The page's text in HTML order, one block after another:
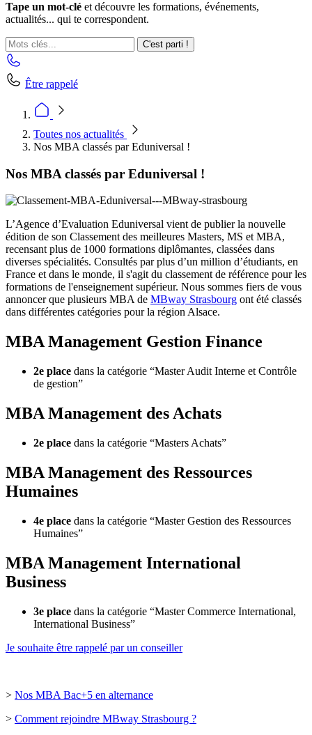
Tape un mot-clé et découvre les formations, événements,
actualités... qui te correspondent.
C'est parti !
Être rappelé
Toutes nos actualités
Nos MBA classés par Eduniversal !
Nos MBA classés par Eduniversal !
L’Agence d’Evaluation Eduniversal vient de publier la nouvelle
édition de son Classement des meilleures Masters, MS et MBA,
recensant plus de 1000 formations diplômantes, classées dans
diverses spécialités. Consultés par plus d’un million d’étudiants, en
France et dans le monde, il s'agit du classement de référence pour les
formations de l'enseignement supérieur. Nous sommes fiers de vous
annoncer que plusieurs MBA de MBway Strasbourg ont été classés
dans différentes catégories pour la région Alsace.
MBA Management Gestion Finance
2e place dans la catégorie “Master Audit Interne et Contrôle
de gestion”
MBA Management des Achats
2e place dans la catégorie “Masters Achats”
MBA Management des Ressources
Humaines
4e place dans la catégorie “Master Gestion des Ressources
Humaines”
MBA Management International
Business
3e place dans la catégorie “Master Commerce International,
International Business”
Je souhaite être rappelé par un conseiller
> Nos MBA Bac+5 en alternance
> Comment rejoindre MBway Strasbourg ?